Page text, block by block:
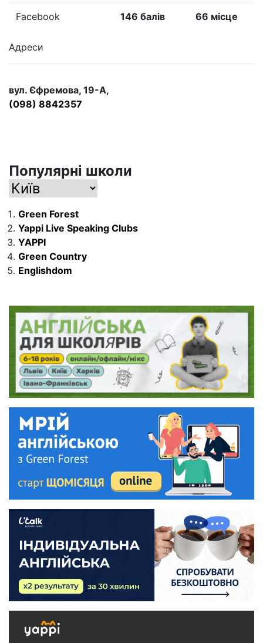
Facebook 146 балів 66 місце
Адреси
вул. Єфремова, 19-А,
(098) 8842357
Популярні школи
Green Forest
Yappi Live Speaking Clubs
YAPPI
Green Country
Englishdom